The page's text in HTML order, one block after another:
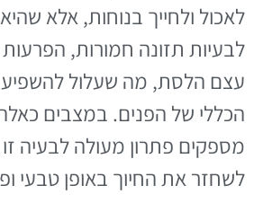
לאכול ולחייך בנוחות, אלא
לבעיות תזונה חמורות, הפרעות
עצם הלסת, מה שעלול
הכללי של הפנים. במצבים
מספקים פתרון מעולה לבעיה
לשחזר את החיוך באופן טבעי